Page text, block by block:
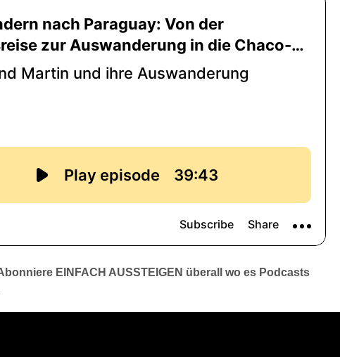
EINFACH AUSSTEIGEN überall wo es Podcasts